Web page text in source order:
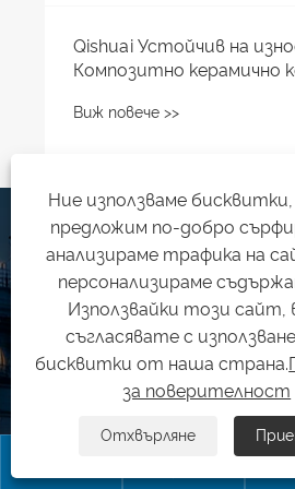
ИЗПРАТЕТЕ ЗАПИТВАНЕ
Ако имате някакво запитване
сътрудничество, не се
qishuai@zbqishuai.cn или да
формуляр за запитване. Наш
представител ще се свърже с
часа. Благодарим ви за
продукти, като например
Ние използваме бисквитки,
предложим по-добро
анализираме трафика на
персонализираме
Използвайки този сайт,
съгласявате с
бисквитки от наша страна.
за поверителност
Отхвърляне